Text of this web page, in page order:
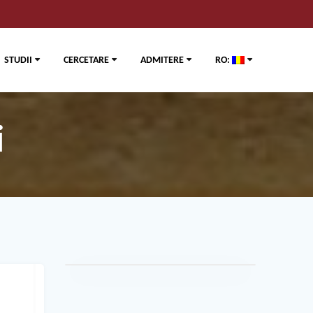
STUDII CERCETARE ADMITERE RO: